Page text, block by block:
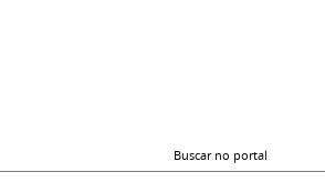
Buscar no portal